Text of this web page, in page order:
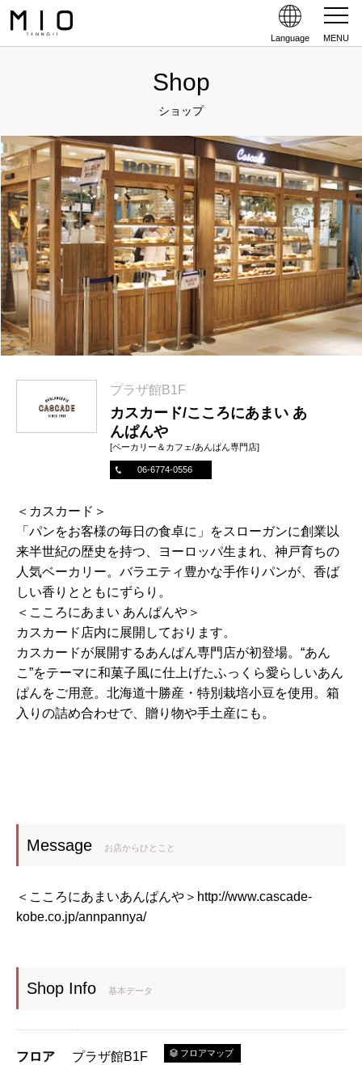
Language MENU
Shop
ショップ
プラザ館B1F
カスカード/こころにあまい あ
んぱんや
[ベーカリー＆カフェ/あんぱん専門店]
06-6774-0556
＜カスカード＞
「パンをお客様の毎日の食卓に」をスローガンに創業以
来半世紀の歴史を持つ、ヨーロッパ生まれ、神戸育ちの
人気ベーカリー。バラエティ豊かな手作りパンが、香ば
しい香りとともにずらり。
＜こころにあまい あんぱんや＞
カスカード店内に展開しております。
カスカードが展開するあんぱん専門店が初登場。“あん
こ”をテーマに和菓子風に仕上げたふっくら愛らしいあん
ぱんをご用意。北海道十勝産・特別栽培小豆を使用。箱
入りの詰め合わせで、贈り物や手土産にも。
Message お店からひとこと
＜こころにあまいあんぱんや＞ http://www.cascade-
kobe.co.jp/annpannya/
Shop Info 基本データ
フロア プラザ館B1F フロアマップ